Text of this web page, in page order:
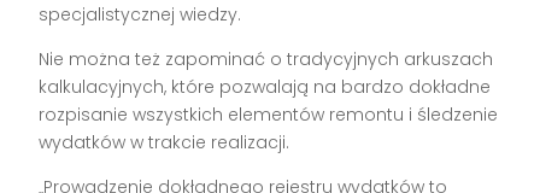
specjalistycznej wiedzy.
Nie można też zapominać o tradycyjnych arkuszach
kalkulacyjnych, które pozwalają na bardzo dokładne
rozpisanie wszystkich elementów remontu i śledzenie
wydatków w trakcie realizacji.
„Prowadzenie dokładnego rejestru wydatków to